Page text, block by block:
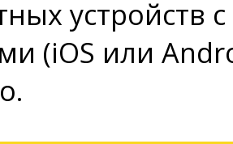
устройств
(iOS или